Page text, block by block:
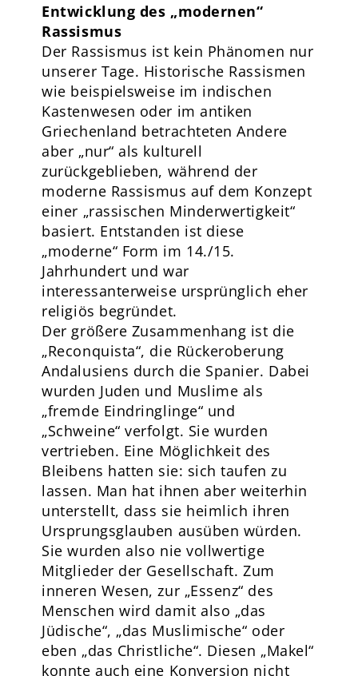
Entwicklung des „modernen“
Rassismus
Der Rassismus ist kein Phänomen nur
unserer Tage. Historische Rassismen
wie beispielsweise im indischen
Kastenwesen oder im antiken
Griechenland betrachteten Andere
aber „nur“ als kulturell
zurückgeblieben, während der
moderne Rassismus auf dem Konzept
einer „rassischen Minderwertigkeit“
basiert. Entstanden ist diese
„moderne“ Form im 14./15.
Jahrhundert und war
interessanterweise ursprünglich eher
religiös begründet.
Der größere Zusammenhang ist die
„Reconquista“, die Rückeroberung
Andalusiens durch die Spanier. Dabei
wurden Juden und Muslime als
„fremde Eindringlinge“ und
„Schweine“ verfolgt. Sie wurden
vertrieben. Eine Möglichkeit des
Bleibens hatten sie: sich taufen zu
lassen. Man hat ihnen aber weiterhin
unterstellt, dass sie heimlich ihren
Ursprungsglauben ausüben würden.
Sie wurden also nie vollwertige
Mitglieder der Gesellschaft. Zum
inneren Wesen, zur „Essenz“ des
Menschen wird damit also „das
Jüdische“, „das Muslimische“ oder
eben „das Christliche“. Diesen „Makel“
konnte auch eine Konversion nicht